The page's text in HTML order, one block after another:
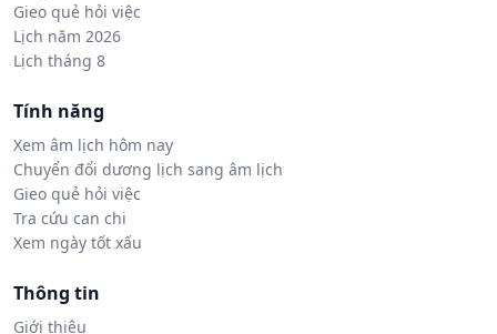
Gieo quẻ hỏi việc
Lịch năm 2026
Lịch tháng 8
Tính năng
Xem âm lịch hôm nay
Chuyển đổi dương lịch sang âm lịch
Gieo quẻ hỏi việc
Tra cứu can chi
Xem ngày tốt xấu
Thông tin
Giới thiệu